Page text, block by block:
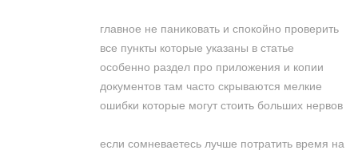
главное не паниковать и спокойно проверить
все пункты которые указаны в статье
особенно раздел про приложения и копии
документов там часто скрываются мелкие
ошибки которые могут стоить больших нервов
если сомневаетесь лучше потратить время на